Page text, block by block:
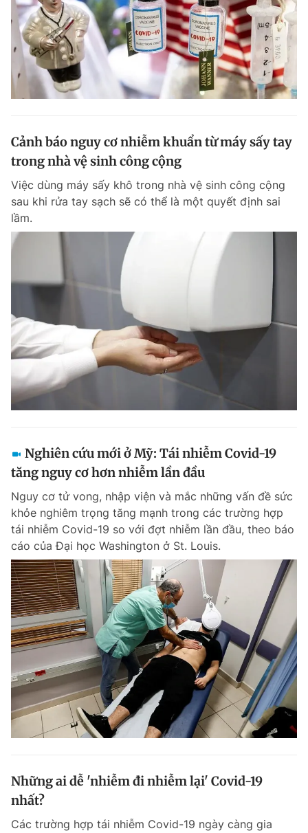
Hotline
0906 645 777
Liên hệ quảng cáo
0908 780 404
Đặt báo Quảng cáo Tòa soạn Chính sách bảo
Tổng biên tập: Nguyễn Ngọc Toàn
Phó tổng biên tập: Trần Việt Hưng
Tổng thư ký tòa soạn: Đức Trung
Giấy phép xuất bản số 110/GP - BTTTT cấp ngày 24.3.2020
© 2003-2026 Bản quyền thuộc về Báo Thanh Niên. Cấm sao chép
dưới mọi hình thức nếu không có sự chấp thuận bằng văn bản.
Phát triển bởi ePi Technologies, JSC.
Cảnh báo nguy cơ nhiễm khuẩn từ máy sấy tay
trong nhà vệ sinh công cộng
Việc dùng máy sấy khô trong nhà vệ sinh công cộng
sau khi rửa tay sạch sẽ có thể là một quyết định sai
lầm.
Nghiên cứu mới ở Mỹ: Tái nhiễm Covid-19
tăng nguy cơ hơn nhiễm lần đầu
Nguy cơ tử vong, nhập viện và mắc những vấn đề sức
khỏe nghiêm trọng tăng mạnh trong các trường hợp
tái nhiễm Covid-19 so với đợt nhiễm lần đầu, theo báo
cáo của Đại học Washington ở St. Louis.
Những ai dễ 'nhiễm đi nhiễm lại' Covid-19
nhất?
Các trường hợp tái nhiễm Covid-19 ngày càng gia